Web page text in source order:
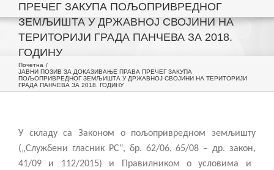
ПРЕЧЕГ ЗАКУПА ПОЉОПРИВРЕДНОГ
ЗЕМЉИШТА У ДРЖАВНОЈ СВОЈИНИ НА
ТЕРИТОРИЈИ ГРАДА ПАНЧЕВА ЗА 2018.
ГОДИНУ
Почетна
ЈАВНИ ПОЗИВ ЗА ДОКАЗИВАЊЕ ПРАВА ПРЕЧЕГ ЗАКУПА
ПОЉОПРИВРЕДНОГ ЗЕМЉИШТА У ДРЖАВНОЈ СВОЈИНИ НА ТЕРИТОРИЈИ
ГРАДА ПАНЧЕВА ЗА 2018. ГОДИНУ
У складу са Законом о пољопривредном земљишту
(„Службени гласник РС“, бр. 62/06, 65/08 – др. закон,
41/09
и 112/2015)
и Правилником о условима и